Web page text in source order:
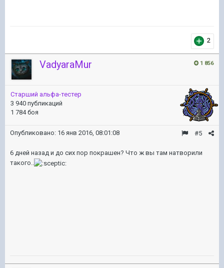
2
1 856
VadyaraMur
Старший альфа-тестер
3 940 публикаций
1 784 боя
#5
Опубликовано: 16 янв 2016, 08:01:08
6 дней назад и до сих пор покрашен? Что ж вы там натворили
такого..